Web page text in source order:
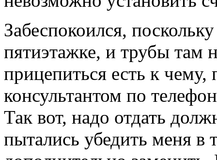
Забеспокоился,
пятиэтажке, и трубы там
прицепиться есть к
консультантом по
Так вот, надо отдать
пытались убедить меня